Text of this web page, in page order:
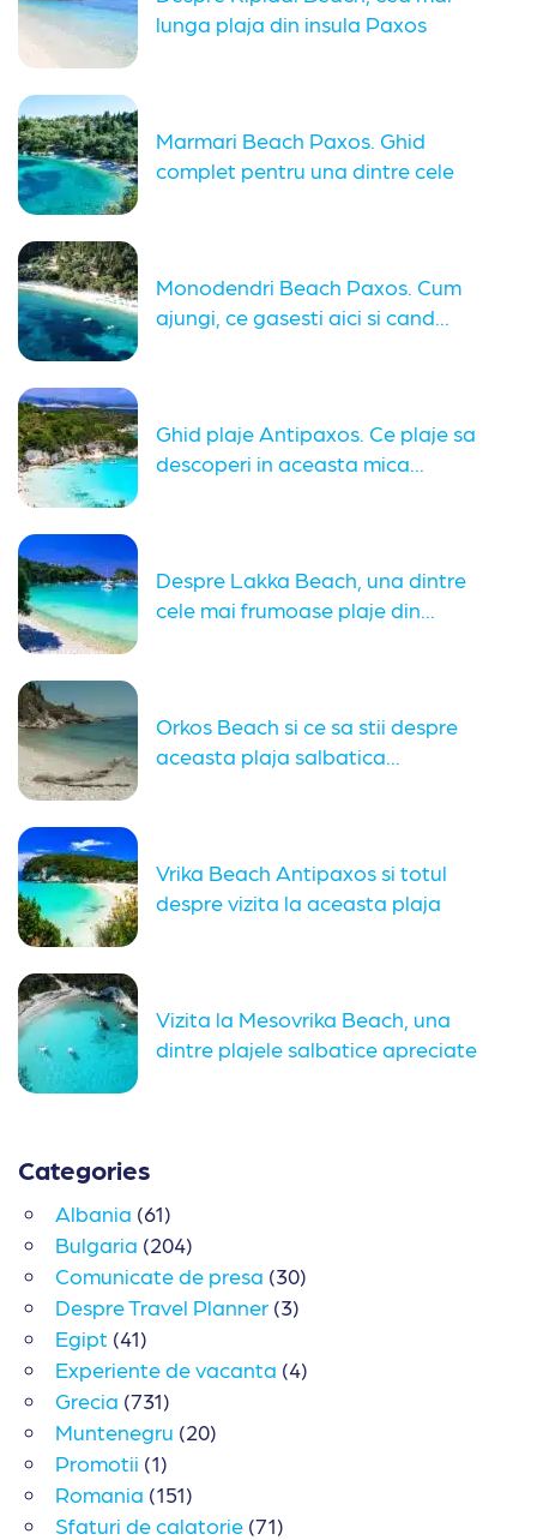
lunga plaja din insula Paxos
Marmari Beach Paxos. Ghid
complet pentru una dintre cele
Monodendri Beach Paxos. Cum
ajungi, ce gasesti aici si cand...
Ghid plaje Antipaxos. Ce plaje sa
descoperi in aceasta mica...
Despre Lakka Beach, una dintre
cele mai frumoase plaje din...
Orkos Beach si ce sa stii despre
aceasta plaja salbatica...
Vrika Beach Antipaxos si totul
despre vizita la aceasta plaja
Vizita la Mesovrika Beach, una
dintre plajele salbatice apreciate
Categories
Albania (61)
Bulgaria (204)
Comunicate de presa (30)
Despre Travel Planner (3)
Egipt (41)
Experiente de vacanta (4)
Grecia (731)
Muntenegru (20)
Promotii (1)
Romania (151)
Sfaturi de calatorie (71)